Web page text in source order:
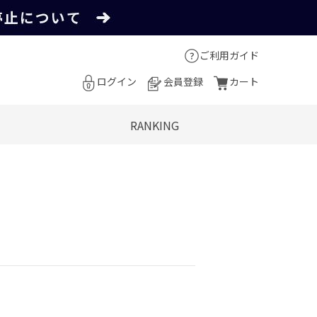
ご利用ガイド
ログイン
会員登録 カート
RANKING